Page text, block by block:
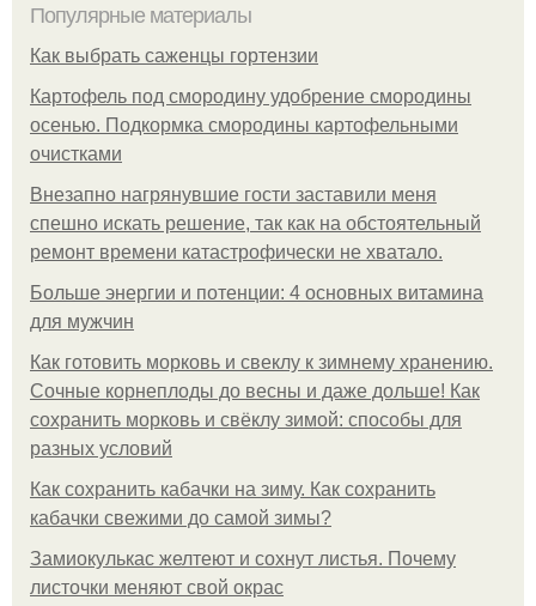
Популярные материалы
Как выбрать саженцы гортензии
Картофель под смородину удобрение смородины
осенью. Подкормка смородины картофельными
очистками
Внезапно нагрянувшие гости заставили меня
спешно искать решение, так как на обстоятельный
ремонт времени катастрофически не хватало.
Больше энергии и потенции: 4 основных витамина
для мужчин
Как готовить морковь и свеклу к зимнему хранению.
Сочные корнеплоды до весны и даже дольше! Как
сохранить морковь и свёклу зимой: способы для
разных условий
Как сохранить кабачки на зиму. Как сохранить
кабачки свежими до самой зимы?
Замиокулькас желтеют и сохнут листья. Почему
листочки меняют свой окрас